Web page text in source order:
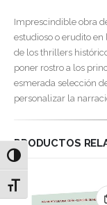
Alternar alto
Alternar tamaño de
Imprescindible obra
estudioso o erudito
de los thrillers
poner rostro a los
esmerada selección
personalizar la
PRODUCTOS